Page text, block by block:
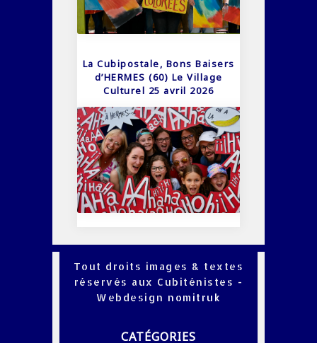
La Cubipostale, Bons Baisers
d’HERMES (60) Le Village
Culturel 25 avril 2026
Tout droits images & textes
réservés aux Cubiténistes -
Webdesign nomitruk
CATÉGORIES